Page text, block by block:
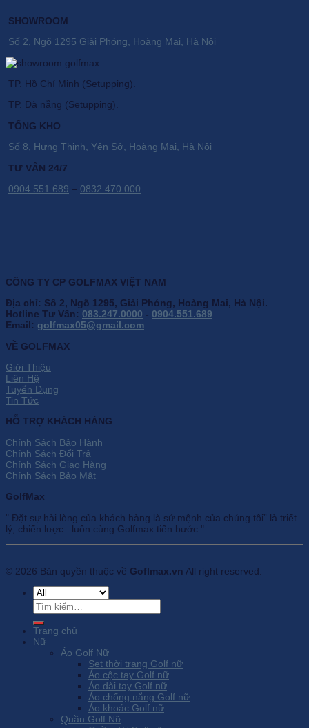
SHOWROOM
Số 2, Ngõ 1295 Giải Phóng, Hoàng Mai, Hà Nội
TP. Hồ Chí Minh (Setupping).
TP. Đà nẵng (Setupping).
TỔNG KHO
Số 8, Hưng Thịnh, Yên Sở, Hoàng Mai, Hà Nội
TƯ VẤN 24/7
0904.551.689 – 0832.470.000
CÔNG TY CP GOLFMAX VIỆT NAM
Địa chỉ: Số 2, Ngõ 1295, Giải Phóng, Hoàng Mai, Hà Nội.
Hotline Tư Vấn: 083.247.0000 - 0904.551.689
Email: golfmax05@gmail.com
VỀ GOLFMAX
Giới Thiệu
Liên Hệ
Tuyển Dụng
Tin Tức
HỖ TRỢ KHÁCH HÀNG
Chính Sách Bảo Hành
Chính Sách Đổi Trả
Chính Sách Giao Hàng
Chính Sách Bảo Mật
GolfMax
" Đặt sự hài lòng của khách hàng là sứ mệnh của chúng tôi” là triết
lý, chiến lược.. luôn cùng Golfmax tiến bước "
© 2026 Bản quyền thuộc về Goflmax.vn All right reserved.
Tìm
kiếm:
Trang chủ
Nữ
Áo Golf Nữ
Set thời trang Golf nữ
Áo cộc tay Golf nữ
Áo dài tay Golf nữ
Áo chống nắng Golf nữ
Áo khoác Golf nữ
Quần Golf Nữ